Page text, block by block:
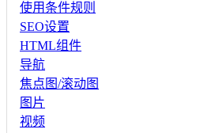
使用条件规则
SEO设置
HTML组件
导航
焦点图/滚动图
图片
视频